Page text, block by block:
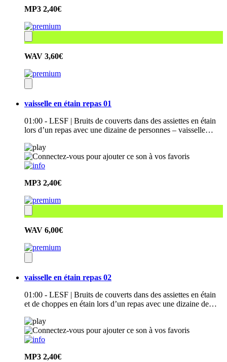
MP3 2,40€
WAV 3,60€
vaisselle en étain repas 01
01:00 - LESF | Bruits de couverts dans des assiettes en étain
lors d’un repas avec une dizaine de personnes – vaisselle…
MP3 2,40€
WAV 6,00€
vaisselle en étain repas 02
01:00 - LESF | Bruits de couverts dans des assiettes en étain
et de choppes en étain lors d’un repas avec une dizaine de…
MP3 2,40€